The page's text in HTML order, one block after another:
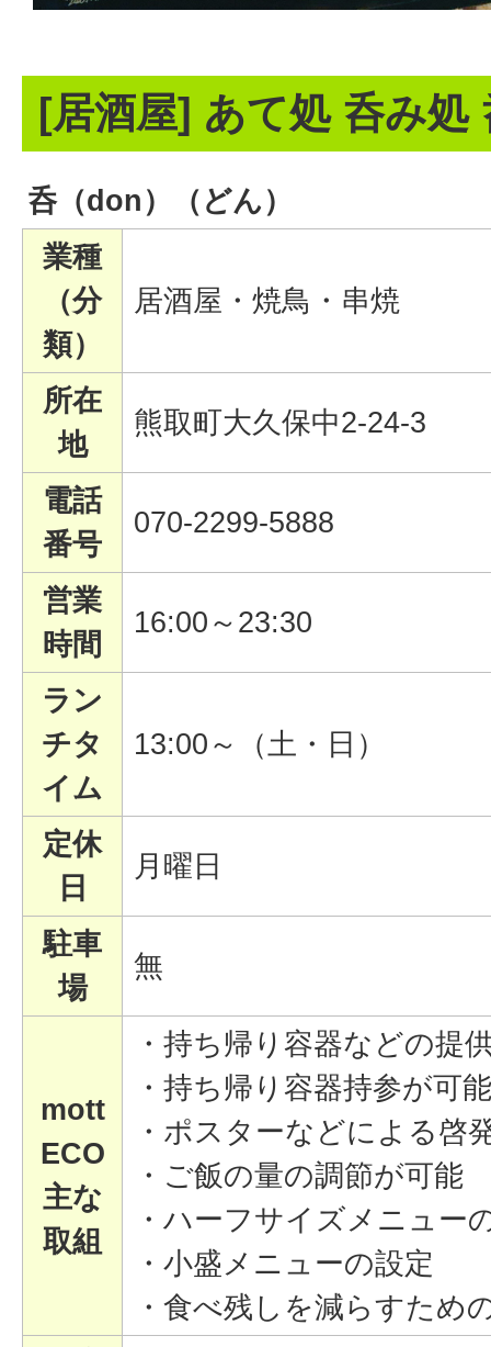
[居酒屋] あて処 呑み処
呑（don）（どん）
業種
（分
類）
居酒屋・焼鳥・串焼
所在
地
熊取町大久保中2-24-3
電話
番号
070-2299-5888
営業
時間
16:00～23:30
ラン
チタ
イム
13:00～（土・日）
定休
日
月曜日
駐車
場
無
mott
ECO
主な
取組
・持ち帰り容器などの提
・持ち帰り容器持参が可能
・ポスターなどによる啓
・ご飯の量の調節が可能
・ハーフサイズメニュー
・小盛メニューの設定
・食べ残しを減らすため